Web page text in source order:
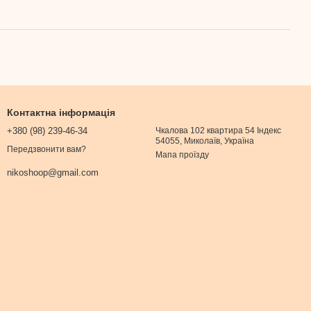
Контактна інформація
+380 (98) 239-46-34
Передзвонити вам?
nikoshoop@gmail.com
Чкалова 102 квартира 54 Індекс
54055, Миколаїв, Україна
Мапа проїзду